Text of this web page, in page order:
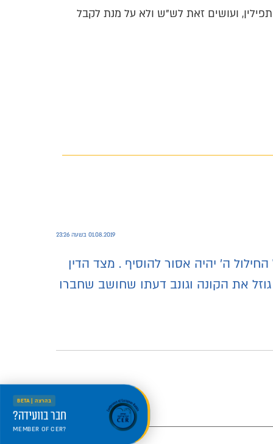
ועושים זאת לש"ש ולא על מנת לקבל
01.08.2019 בשעה 23:26
ה' יהיה אסור להוסיף . מצד הדין
את הקונה וגונב דעתו שחושב שחברו
בהרצה | BETA
חבר בוועידה?
MEMBER OF CER?